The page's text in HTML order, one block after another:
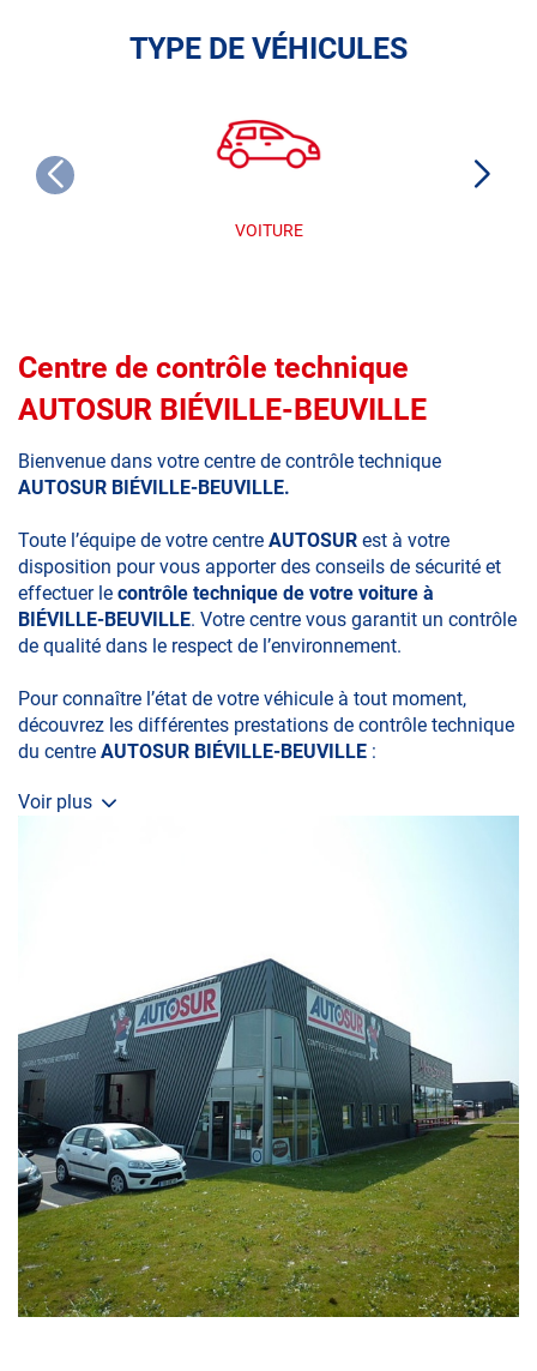
TYPE DE VÉHICULES
VOITURE
Centre de contrôle technique
AUTOSUR BIÉVILLE-BEUVILLE
Bienvenue dans votre centre de contrôle technique
AUTOSUR BIÉVILLE-BEUVILLE.
Toute l’équipe de votre centre AUTOSUR est à votre
disposition pour vous apporter des conseils de sécurité et
effectuer le contrôle technique de votre voiture à
BIÉVILLE-BEUVILLE. Votre centre vous garantit un contrôle
de qualité dans le respect de l’environnement.
Pour connaître l’état de votre véhicule à tout moment,
découvrez les différentes prestations de contrôle technique
du centre AUTOSUR BIÉVILLE-BEUVILLE :
• le contrôle technique obligatoire
• le contrôle des véhicules hybrides ou électriques
• le contrôle technique des véhicules GPL/Gaz*
• le contrôle de la Catégorie L (moto, scooter, mobylette, 3
roues, quad, voiturette, voiture sans permis)
• le pré-contrôle contrôle technique ou contrôle technique
volontaire / partiel)
N’attendez plus pour votre sécurité et faire vérifier votre
véhicule : Prenez RDV dans votrecentre de contrôle
technique.
Voir plus